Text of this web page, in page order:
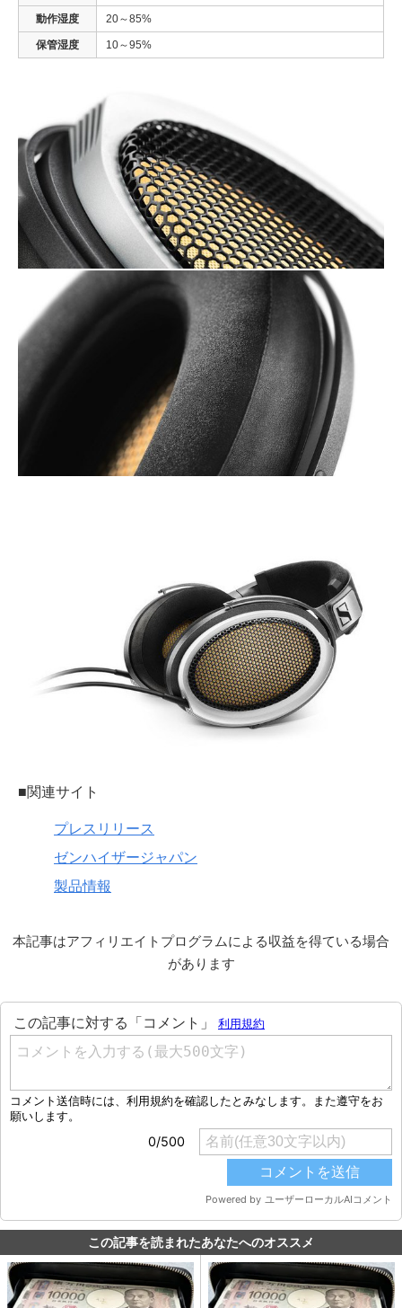
動作湿度 20～85%
保管湿度 10～95%
■関連サイト
プレスリリース
ゼンハイザージャパン
製品情報
本記事はアフィリエイトプログラムによる収益を得ている場合
があります
この記事を読まれたあなたへのオススメ